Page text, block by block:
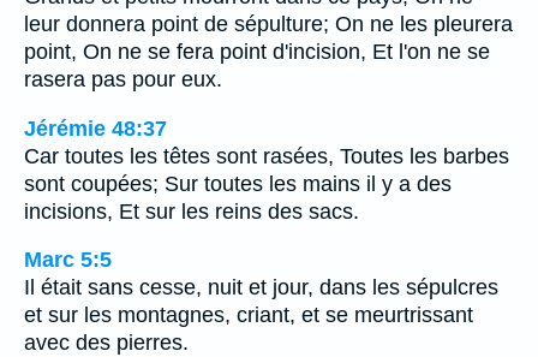
leur donnera point de sépulture; On ne les pleurera
point, On ne se fera point d'incision, Et l'on ne se
rasera pas pour eux.
Jérémie 48:37
Car toutes les têtes sont rasées, Toutes les barbes
sont coupées; Sur toutes les mains il y a des
incisions, Et sur les reins des sacs.
Marc 5:5
Il était sans cesse, nuit et jour, dans les sépulcres
et sur les montagnes, criant, et se meurtrissant
avec des pierres.